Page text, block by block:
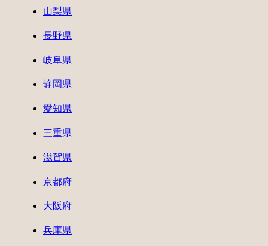
山梨県
長野県
岐阜県
静岡県
愛知県
三重県
滋賀県
京都府
大阪府
兵庫県